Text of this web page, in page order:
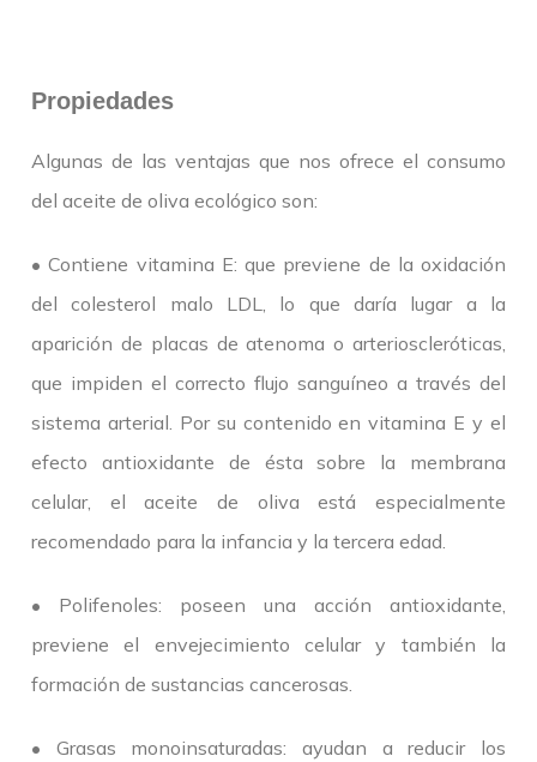
Propiedades
Algunas de las ventajas que nos ofrece el consumo
del aceite de oliva ecológico son:
• Contiene vitamina E: que previene de la oxidación
del colesterol malo LDL, lo que daría lugar a la
aparición de placas de atenoma o arterioscleróticas,
que impiden el correcto flujo sanguíneo a través del
sistema arterial. Por su contenido en vitamina E y el
efecto antioxidante de ésta sobre la membrana
celular, el aceite de oliva está especialmente
recomendado para la infancia y la tercera edad.
• Polifenoles: poseen una acción antioxidante,
previene el envejecimiento celular y también la
formación de sustancias cancerosas.
• Grasas monoinsaturadas: ayudan a reducir los